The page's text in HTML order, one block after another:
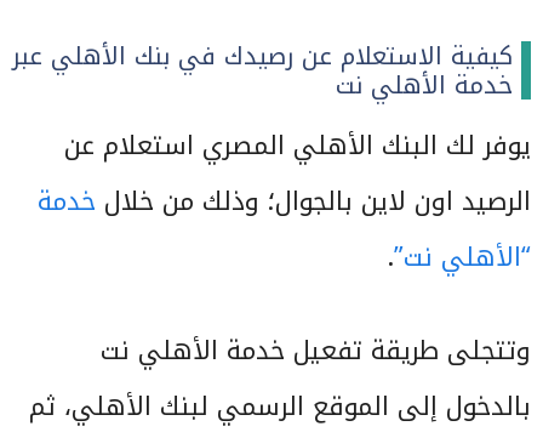
كيفية الاستعلام عن رصيدك في بنك الأهلي عبر
خدمة الأهلي نت
يوفر لك البنك الأهلي المصري استعلام عن
الرصيد اون لاين بالجوال؛ وذلك من خلال خدمة
“الأهلي نت”.
وتتجلى طريقة تفعيل خدمة الأهلي نت
بالدخول إلى الموقع الرسمي لبنك الأهلي، ثم